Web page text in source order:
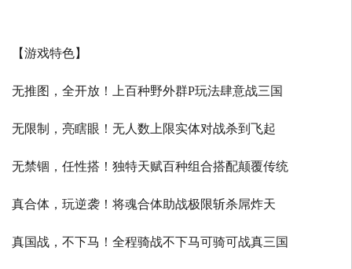
【游戏特色】
无推图，全开放！上百种野外群P玩法肆意战三国
无限制，亮瞎眼！无人数上限实体对战杀到飞起
无禁锢，任性搭！独特天赋百种组合搭配颠覆传统
真合体，玩逆袭！将魂合体助战极限斩杀屌炸天
真国战，不下马！全程骑战不下马可骑可战真三国